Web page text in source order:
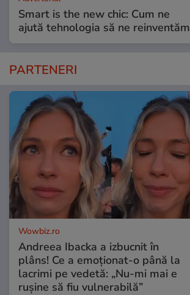
Smart is the new chic: Cum ne
ajută tehnologia să ne reinventăm
PARTENERI
Wowbiz.ro
Andreea Ibacka a izbucnit în
plâns! Ce a emoționat-o până la
lacrimi pe vedetă: „Nu-mi mai e
rușine să fiu vulnerabilă”